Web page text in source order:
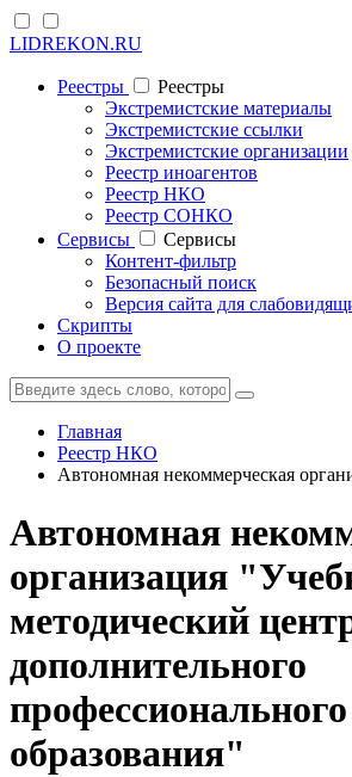
LIDREKON.RU
Реестры
Реестры
Экстремистские материалы
Экстремистские ссылки
Экстремистские организации
Реестр иноагентов
Реестр НКО
Реестр СОНКО
Cервисы
Cервисы
Контент-фильтр
Безопасный поиск
Версия сайта для
Скрипты
О проекте
Главная
Реестр НКО
Автономная некоммерческая
Автономная
организация
методический
дополнительного
профессионального
образования"